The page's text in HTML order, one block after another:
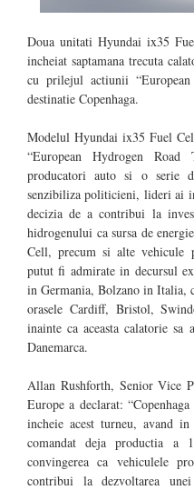
Doua unitati Hyundai ix35
incheiat saptamana trecuta
cu prilejul actiunii
destinatie Copenhaga.
Modelul Hyundai ix35 Fuel
“European Hydrogen
producatori auto si o serie
senzibiliza politicieni, lideri ai
decizia de a contribui la
hidrogenului ca sursa de
Cell, precum si alte vehicule
putut fi admirate in decursul
in Germania, Bolzano in Italia,
orasele Cardiff, Bristol,
inainte ca aceasta calatorie sa
Danemarca.
Allan Rushforth, Senior Vice
Europe a declarat:
incheie acest turneu, avand
comandat deja productia
convingerea ca vehiculele
contribui la dezvoltarea